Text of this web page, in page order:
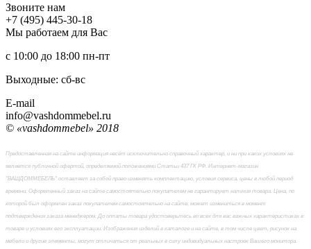
Звоните нам
+7 (495) 445-30-18
Мы работаем для Вас
с 10:00 до 18:00 пн-пт
Выходные: сб-вc
E-mail
info@vashdommebel.ru
© «vashdommebel» 2018
Предоставленная на сайте информация несёт исключительно справочный характер, и ни при каких условиях не
является публичной офертой, определяемой положениями Статьи 437 ГК РФ. Интернет-магазин
"ВАШДОММЕБЕЛЬ" оставляет за собой право изменять комплектацию, условия сервиса, цены в любой период
времени. Оформленный заказ на сайте самостоятельно покупателем не гарантирует наличия товара. Цена, по
которой был оформлен заказ покупателем самостоятельно на сайте, может измениться в момент
подтверждения заказа менеджером. До оплаты товара удостоверьтесь во всех для вас важных характеристиках в
товаре и условиях его эксплуатации. Изображения изделий в каталоге и на сайте, в том числе цвет, рисунок на
мебели и другие элементы, могут отличаться от реальных в силу индивидуальных настроек Вашего монитора.